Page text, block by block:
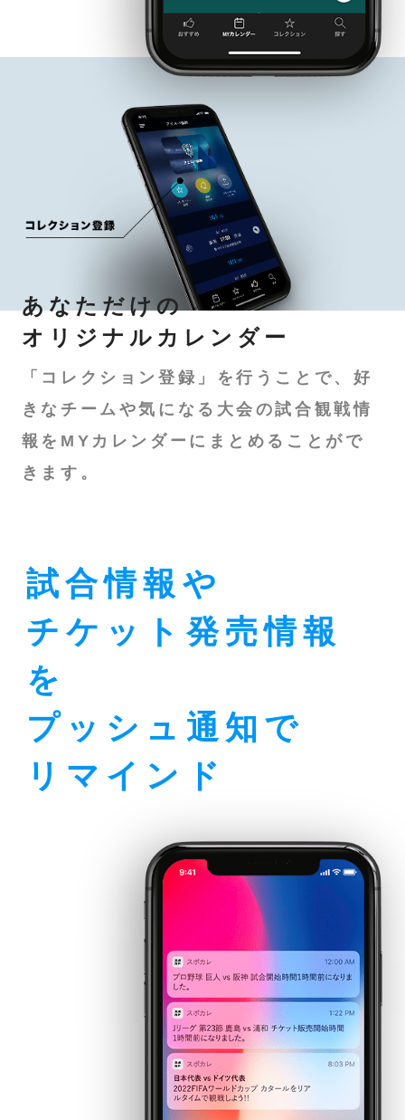
あなただけの
オリジナルカレンダー
「コレクション登録」を行うことで、好
きなチームや気になる大会の試合観戦情
報をMYカレンダーにまとめることがで
きます。
試合情報や
チケット発売情報
を
プッシュ通知で
リマインド